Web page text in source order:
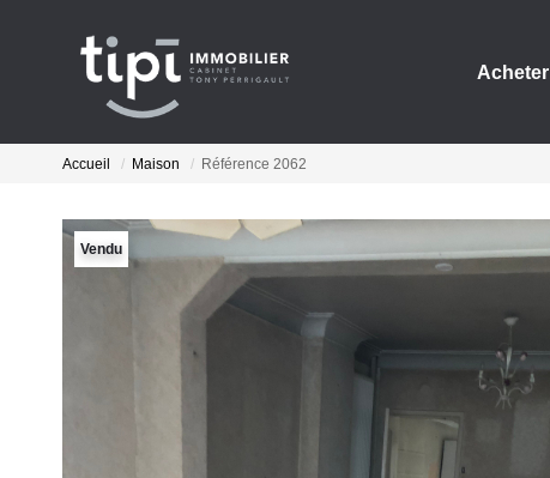
Acheter
Accueil Maison Référence 2062
Vendu